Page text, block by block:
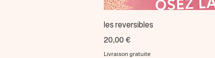
les reversibles
Prix
20,00 €
Livraison gratuite